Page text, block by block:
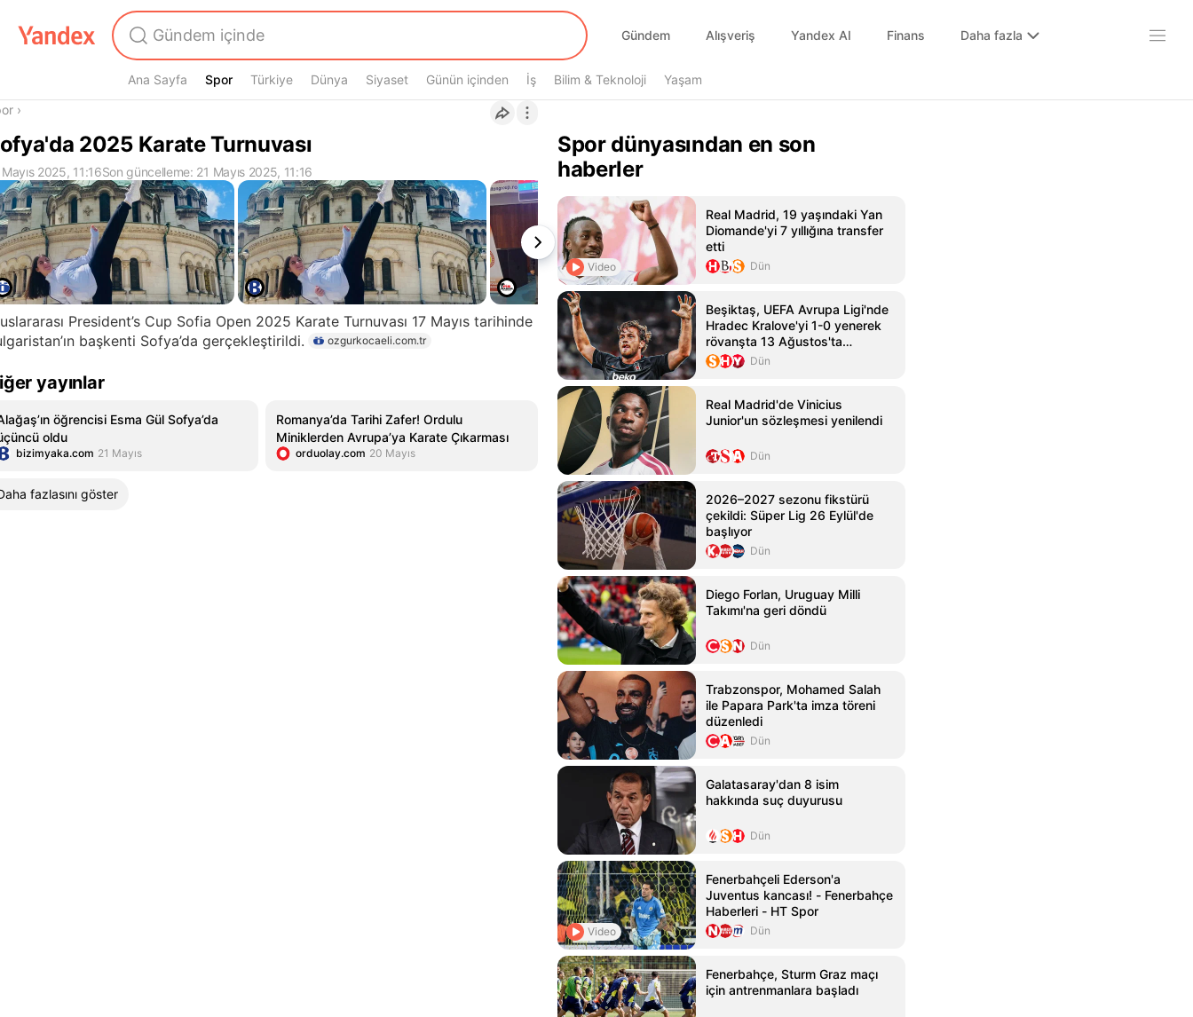
Gündem Alışveriş Yandex AI Finans Daha fazla
Ana Sayfa Spor
Spor Türkiye Dünya Siyaset Günün içinden İş Bilim & Teknoloji Yaşam
›
2025 Karate Turnuvası
2025, 11:16Son güncelleme: 21 Mayıs 2025, 11:16
President’s Cup Sofia Open 2025 Karate Turnuvası 17 Mayıs tarihinde
başkenti Sofya’da gerçekleştirildi.
ozgurkocaeli.com.tr
yayınlar
öğrencisi Esma Gül Sofya’da
oldu
bizimyaka.com 21 Mayıs
Romanya’da Tarihi Zafer! Ordulu
Miniklerden Avrupa’ya Karate Çıkarması
orduolay.com 20 Mayıs
fazlasını göster
Spor dünyasından en son
haberler
Video
Real Madrid, 19 yaşındaki Yan
Diomande'yi 7 yıllığına transfer
etti
Dün
Beşiktaş, UEFA Avrupa Ligi'nde
Hradec Kralove'yi 1-0 yenerek
rövanşta 13 Ağustos'ta
karşılaşacak
Dün
Real Madrid'de Vinicius
Junior'un sözleşmesi yenilendi
Dün
2026–2027 sezonu fikstürü
çekildi: Süper Lig 26 Eylül'de
başlıyor
Dün
Diego Forlan, Uruguay Milli
Takımı'na geri döndü
Dün
Trabzonspor, Mohamed Salah
ile Papara Park'ta imza töreni
düzenledi
Dün
Galatasaray'dan 8 isim
hakkında suç duyurusu
Dün
Video
Fenerbahçeli Ederson'a
Juventus kancası! - Fenerbahçe
Haberleri - HT Spor
Dün
Fenerbahçe, Sturm Graz maçı
için antrenmanlara başladı